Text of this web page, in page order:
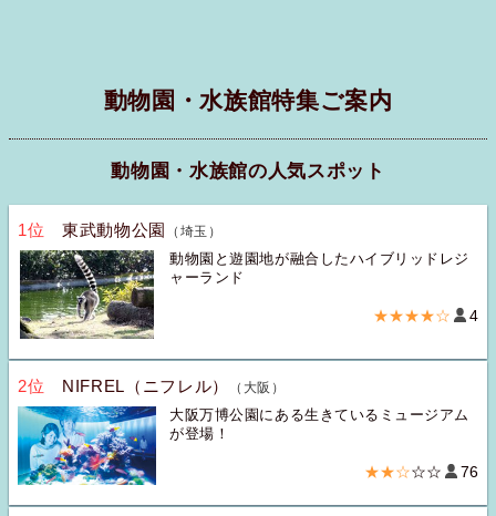
動物園・水族館特集ご案内
動物園・水族館の人気スポット
1位 東武動物公園
（埼玉）
動物園と遊園地が融合したハイブリッドレジ
ャーランド
★★★★☆ 4
2位 NIFREL（ニフレル）
（大阪）
大阪万博公園にある生きているミュージアム
が登場！
★★☆☆☆ 76